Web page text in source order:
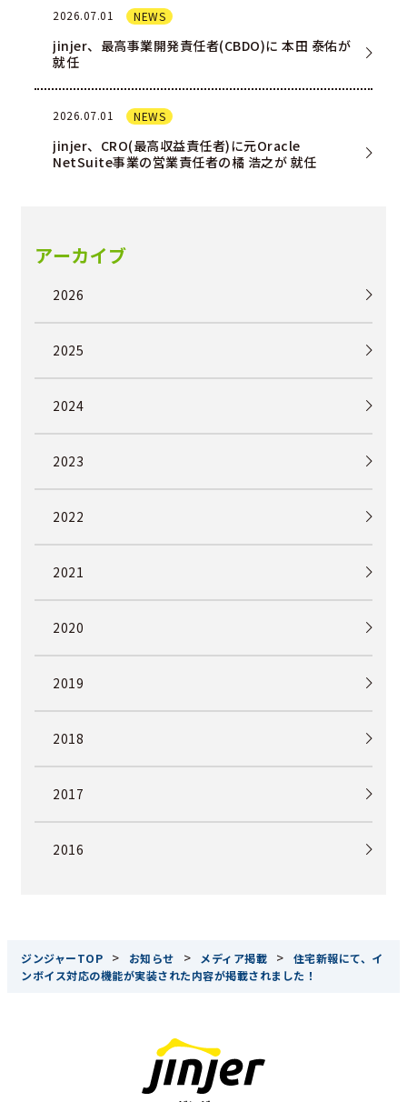
2026.07.01 NEWS
jinjer、最高事業開発責任者(CBDO)に 本田 泰佑が
就任
2026.07.01 NEWS
jinjer、CRO(最高収益責任者)に元Oracle
NetSuite事業の営業責任者の橘 浩之が 就任
アーカイブ
2026
2025
2024
2023
2022
2021
2020
2019
2018
2017
2016
ジンジャーTOP > お知らせ > メディア掲載 >
住宅新報にて、イ
ンボイス対応の機能が実装された内容が掲載されました！